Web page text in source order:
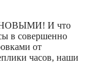
НОВЫМИ! И что
в совершенно
от
часов, наши